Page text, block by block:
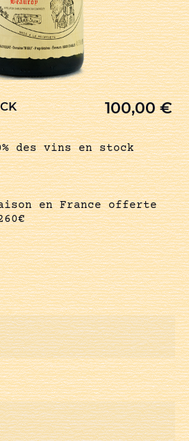
100,00€
des vins en stock
en France offerte